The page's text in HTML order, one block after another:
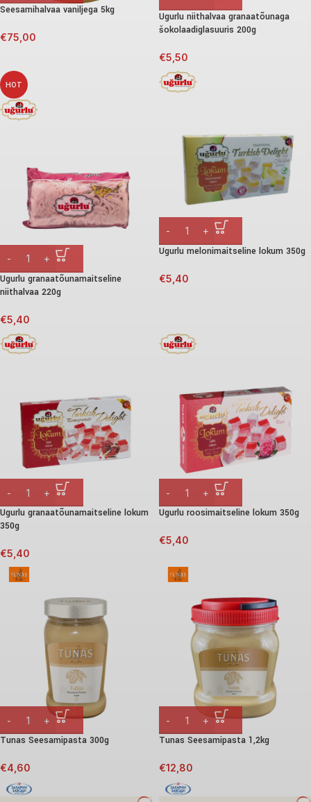
Seesamihalvaa vaniljega 5kg
€75,00
Ugurlu niithalvaa granaatõunaga
šokolaadiglasuuris 200g
€5,50
HOT
Ugurlu granaatõunamaitseline
niithalvaa 220g
€5,40
Ugurlu melonimaitseline lokum 350g
€5,40
Ugurlu granaatõunamaitseline lokum
350g
€5,40
Ugurlu roosimaitseline lokum 350g
€5,40
Tunas Seesamipasta 300g
€4,60
Tunas Seesamipasta 1,2kg
€12,80